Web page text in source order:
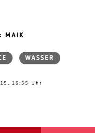
MAIK
WASSER
16:55 Uhr